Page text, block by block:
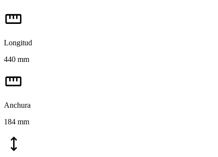
straighten
Longitud
440 mm
straighten
Anchura
184 mm
height